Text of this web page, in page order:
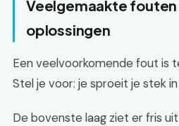
Veelgemaakte fouten
oplossingen
Een veelvoorkomende fout is
Stel je voor: je sproeit je stek
De bovenste laag ziet er fris